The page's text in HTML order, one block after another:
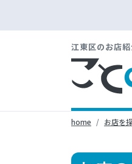
江東区のお店
home お店を